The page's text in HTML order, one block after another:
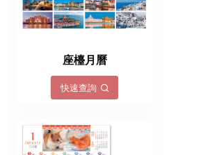
座檯月曆
快速查詢